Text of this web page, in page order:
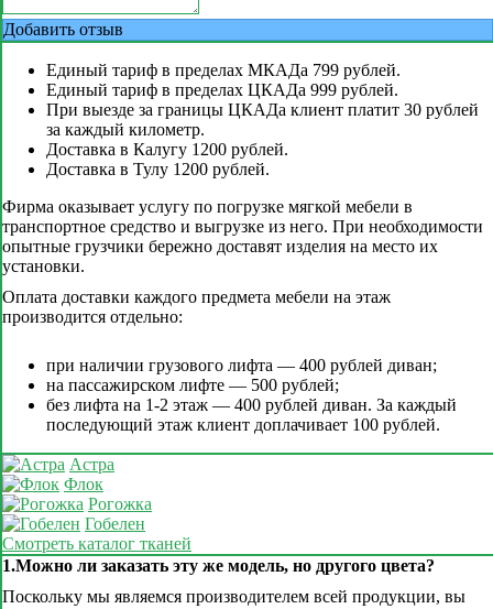
Добавить отзыв
Единый тариф в пределах МКАДа 799 рублей.
Единый тариф в пределах ЦКАДа 999 рублей.
При выезде за границы ЦКАДа клиент платит 30 рублей
за каждый километр.
Доставка в Калугу 1200 рублей.
Доставка в Тулу 1200 рублей.
Фирма оказывает услугу по погрузке мягкой мебели в
транспортное средство и выгрузке из него. При необходимости
опытные грузчики бережно доставят изделия на место их
установки.
Оплата доставки каждого предмета мебели на этаж
производится отдельно:
при наличии грузового лифта — 400 рублей диван;
на пассажирском лифте — 500 рублей;
без лифта на 1-2 этаж — 400 рублей диван. За каждый
последующий этаж клиент доплачивает 100 рублей.
Астра
Флок
Рогожка
Гобелен
Смотреть каталог тканей
1.Можно ли заказать эту же модель, но другого цвета?
Поскольку мы являемся производителем всей продукции, вы